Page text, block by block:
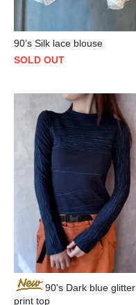
90’s Silk lace blouse
SOLD OUT
90's Dark blue glitter
print top